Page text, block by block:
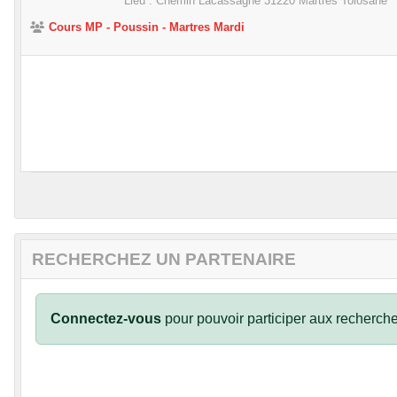
Cours MP - Poussin - Martres Mardi
RECHERCHEZ UN PARTENAIRE
Connectez-vous pour pouvoir participer aux